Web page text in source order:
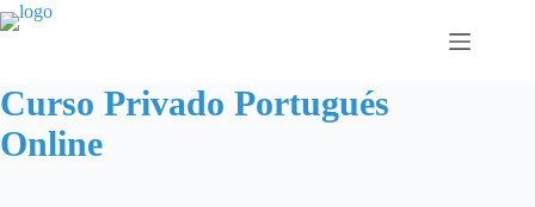
Saltar
al
Curso Privado Portugués
Online